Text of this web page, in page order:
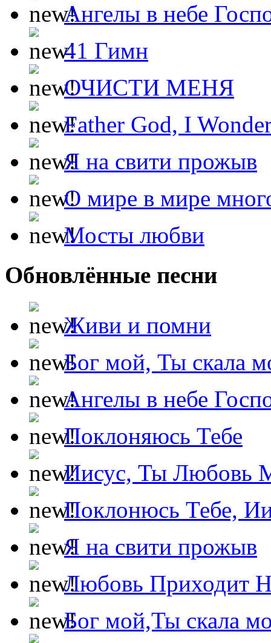
Ангелы в небе
41 Гимн
ОЧИСТИ МЕНЯ
Father God, I
Я на свити прожыв
О мире в мире
Мосты любви
Обновлённые песни
Живи и помни
Бог мой, Ты скала
Ангелы в небе
Поклоняюсь Тебе
Иисус, Ты Любовь
Поклонюсь Тебе,
Я на свити прожыв
Любовь Приходит
Бог мой,Ты скала